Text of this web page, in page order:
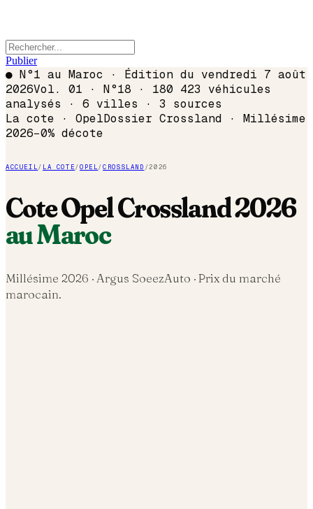
Publier
● N°1 au Maroc · Édition du vendredi 7 août
2026Vol. 01 · N°18 · 180 423 véhicules
analysés · 6 villes · 3 sources
La cote · OpelDossier Crossland · Millésime
2026−0% décote
ACCUEIL/ LA COTE/OPEL/CROSSLAND /2026
CoteOpelCrossland2026
au Maroc
Millésime 2026 · Argus SoeezAuto · Prix du marché
marocain.